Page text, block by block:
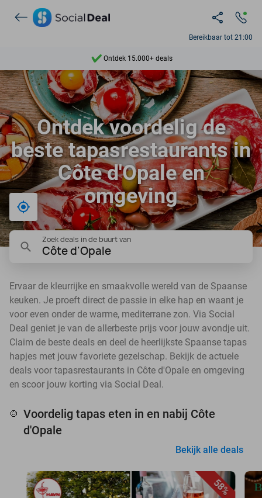
Bereikbaar tot 21:00
Ontdek 15.000+ deals
7 dagen per week beschikbaar
10+ miljoen leden
9,4
Ontdek 15.000+ deals
Ontdek voordelig de
beste tapasrestaurants in
Côte d'Opale en
omgeving
Bij mij in de buurt
Zoek deals in de buurt van
Côte d'Opale
Ervaar de kleurrijke en smaakvolle wereld van de Spaanse
keuken. Je proeft direct de passie in elke hap en waant je
voor even onder de warme, mediterrane zon. Via Social
Deal geniet je van de allerbeste prijs voor jouw avondje uit.
Claim de beste deals en deel de heerlijkste Spaanse tapas
hapjes met jouw favoriete gezelschap. Bekijk de actuele
deals voor tapasrestaurants in Côte d'Opale en omgeving
en scoor jouw korting via Social Deal.
🍲 Voordelig tapas eten in en nabij Côte
d'Opale
Bekijk alle deals
58%